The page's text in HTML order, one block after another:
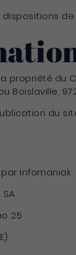
de
propriété du
Boislaville,
du
Infomaniak
25